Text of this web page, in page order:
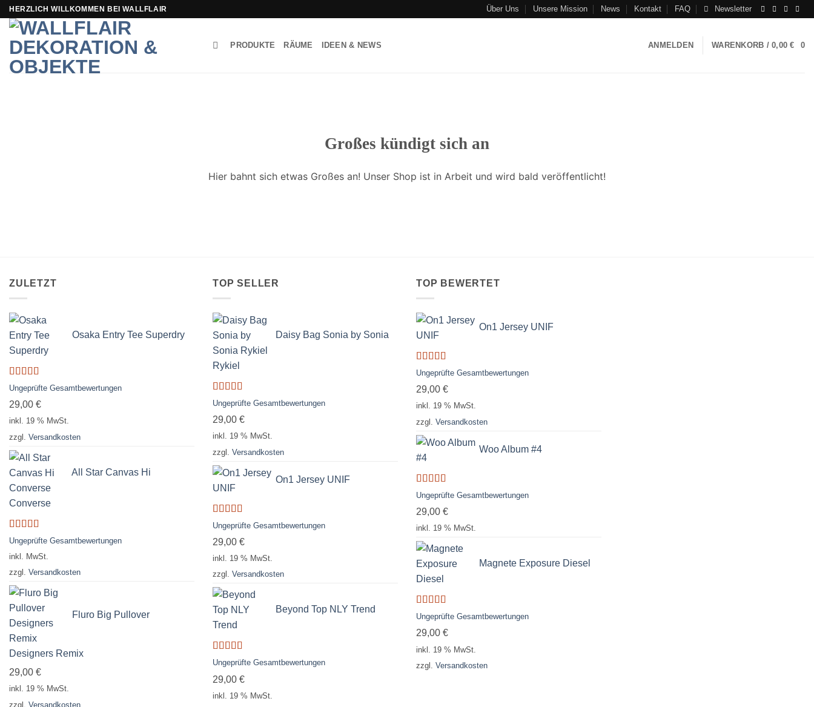
Zum
Inhalt
springen
HERZLICH WILLKOMMEN BEI WALLFLAIR Über Uns Unsere Mission News Kontakt FAQ Newsletter
PRODUKTE RÄUME IDEEN & NEWS ANMELDEN WARENKORB /0,00€ 0
Großes kündigt sich an
Hier bahnt sich etwas Großes an! Unser Shop ist in Arbeit und wird bald veröffentlicht!
ZULETZT
Osaka Entry Tee Superdry
Bewertet
mit 4.00
von 5
Ungeprüfte Gesamtbewertungen
29,00 €
inkl. 19 % MwSt.
zzgl. Versandkosten
All Star Canvas Hi
Converse
Bewertet
mit 4.33
von 5
Ungeprüfte Gesamtbewertungen
inkl. MwSt.
zzgl. Versandkosten
Fluro Big Pullover
Designers Remix
29,00 €
inkl. 19 % MwSt.
zzgl. Versandkosten
TOP SELLER
Daisy Bag Sonia by Sonia
Rykiel
Bewertet
mit 3.50
von 5
Ungeprüfte Gesamtbewertungen
29,00 €
inkl. 19 % MwSt.
zzgl. Versandkosten
On1 Jersey UNIF
Bewertet
mit 5.00
5
Ungeprüfte Gesamtbewertungen
29,00 €
inkl. 19 % MwSt.
zzgl. Versandkosten
Beyond Top NLY Trend
Bewertet
mit 3.50
von 5
Ungeprüfte Gesamtbewertungen
29,00 €
inkl. 19 % MwSt.
TOP BEWERTET
On1 Jersey UNIF
Bewertet
mit 5.00
5
Ungeprüfte Gesamtbewertungen
29,00 €
inkl. 19 % MwSt.
zzgl. Versandkosten
Woo Album #4
Bewertet
mit 5.00
5
Ungeprüfte Gesamtbewertungen
29,00 €
inkl. 19 % MwSt.
Magnete Exposure Diesel
Bewertet
mit 5.00
5
Ungeprüfte Gesamtbewertungen
29,00 €
inkl. 19 % MwSt.
zzgl. Versandkosten